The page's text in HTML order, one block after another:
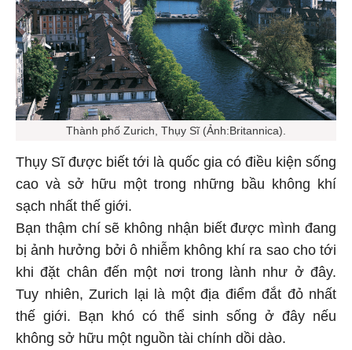
Thành phố Zurich, Thụy Sĩ (Ảnh:Britannica).
Thụy Sĩ được biết tới là quốc gia có điều kiện sống
cao và sở hữu một trong những bầu không khí
sạch nhất thế giới.
Bạn thậm chí sẽ không nhận biết được mình đang
bị ảnh hưởng bởi ô nhiễm không khí ra sao cho tới
khi đặt chân đến một nơi trong lành như ở đây.
Tuy nhiên, Zurich lại là một địa điểm đắt đỏ nhất
thế giới. Bạn khó có thể sinh sống ở đây nếu
không sở hữu một nguồn tài chính dồi dào.